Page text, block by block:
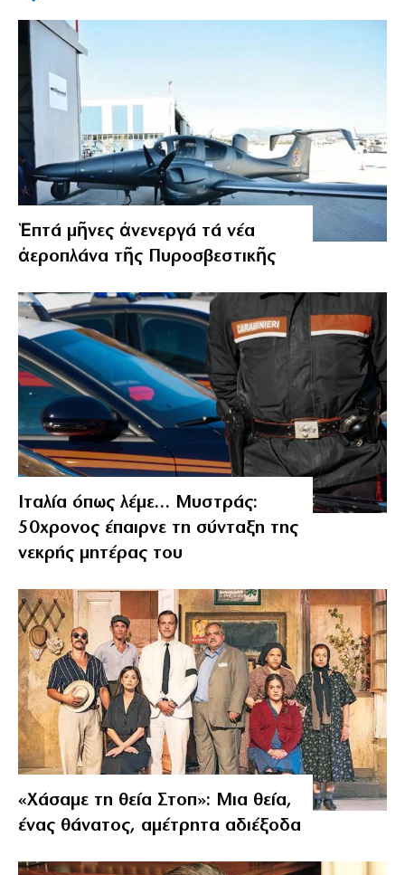
Ἑπτά μῆνες ἀνενεργά τά νέα
ἀεροπλάνα τῆς Πυροσβεστικῆς
Ιταλία όπως λέμε… Μυστράς:
50χρονος έπαιρνε τη σύνταξη της
νεκρής μητέρας του
«Χάσαμε τη θεία Στοπ»: Μια θεία,
ένας θάνατος, αμέτρητα αδιέξοδα